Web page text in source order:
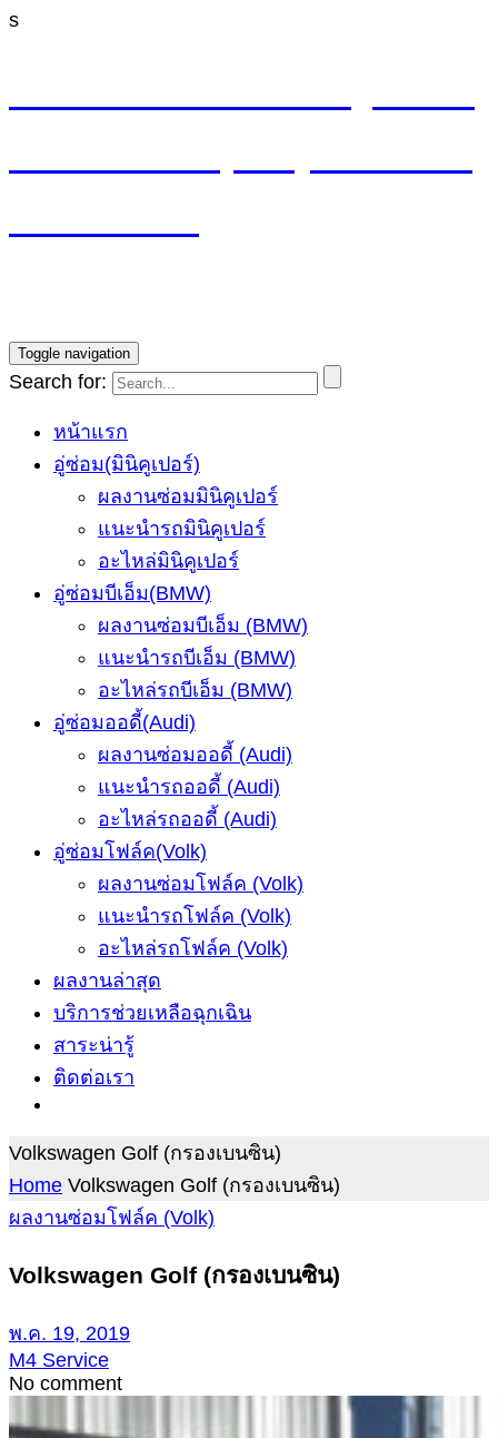
s
Toggle navigation
Search for:
หน้าแรก
อู่ซ่อม(มินิคูเปอร์)
ผลงานซ่อมมินิคูเปอร์
แนะนำรถมินิคูเปอร์
อะไหล่มินิคูเปอร์
อู่ซ่อมบีเอ็ม(BMW)
ผลงานซ่อมบีเอ็ม (BMW)
แนะนำรถบีเอ็ม (BMW)
อะไหล่รถบีเอ็ม (BMW)
อู่ซ่อมออดี้(Audi)
ผลงานซ่อมออดี้ (Audi)
แนะนำรถออดี้ (Audi)
อะไหล่รถออดี้ (Audi)
อู่ซ่อมโฟล์ค(Volk)
ผลงานซ่อมโฟล์ค (Volk)
แนะนำรถโฟล์ค (Volk)
อะไหล่รถโฟล์ค (Volk)
ผลงานล่าสุด
บริการช่วยเหลือฉุกเฉิน
สาระน่ารู้
ติดต่อเรา
Volkswagen Golf (กรองเบนซิน)
Home Volkswagen Golf (กรองเบนซิน)
ผลงานซ่อมโฟล์ค (Volk)
Volkswagen Golf (กรองเบนซิน)
พ.ค. 19, 2019
M4 Service
No comment